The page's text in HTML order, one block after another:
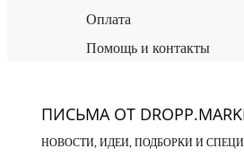
Оплата
Помощь и контакты
ПИСЬМА ОТ
НОВОСТИ, ИДЕИ, ПОДБОРКИ И